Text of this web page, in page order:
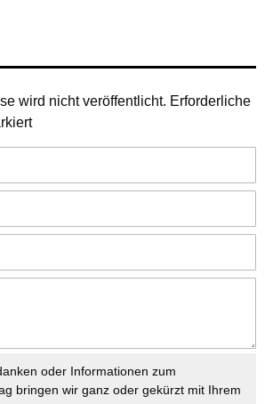
wird nicht veröffentlicht. Erforderliche
oder Informationen zum
bringen wir ganz oder gekürzt mit Ihrem